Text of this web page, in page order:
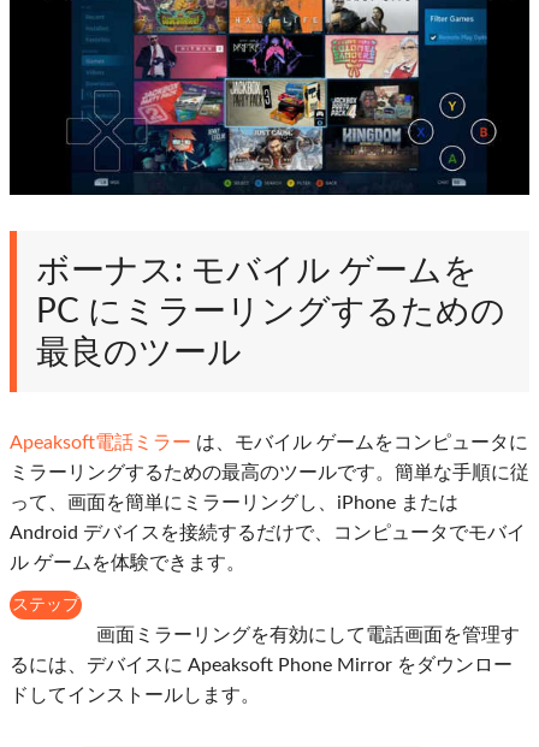
ボーナス: モバイル ゲームを
PC にミラーリングするための
最良のツール
Apeaksoft電話ミラー は、モバイル ゲームをコンピュータに
ミラーリングするための最高のツールです。簡単な手順に従
って、画面を簡単にミラーリングし、iPhone または
Android デバイスを接続するだけで、コンピュータでモバイ
ル ゲームを体験できます。
ステップ
画面ミラーリングを有効にして電話画面を管理す
るには、デバイスに Apeaksoft Phone Mirror をダウンロー
ドしてインストールします。